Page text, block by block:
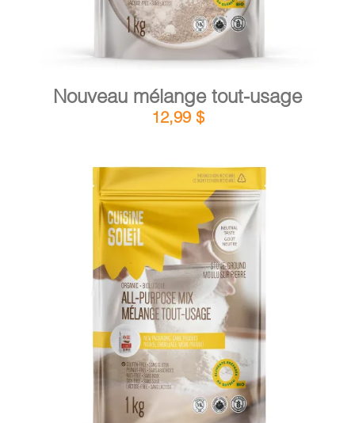
Nouveau mélange tout-usage
12,99 $
AJOUTER AU PANIER / DÉTAILS